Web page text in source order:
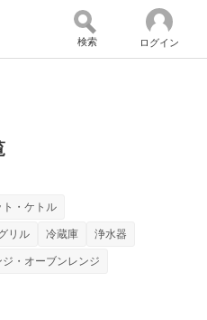
検索 ログイン
ト・ケトル
リル 冷蔵庫 浄水器
ジ・オーブンレンジ